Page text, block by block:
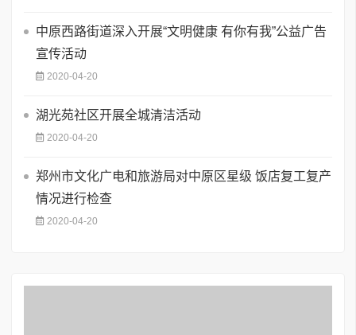
中原西路街道深入开展“文明健康 有你有我”公益广告
宣传活动
2020-04-20
湖光苑社区开展全城清洁活动
2020-04-20
郑州市文化广电和旅游局对中原区星级 饭店复工复产
情况进行检查
2020-04-20